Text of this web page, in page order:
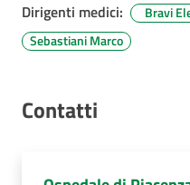
Dirigenti medici: Bravi
Sebastiani Marco
Contatti